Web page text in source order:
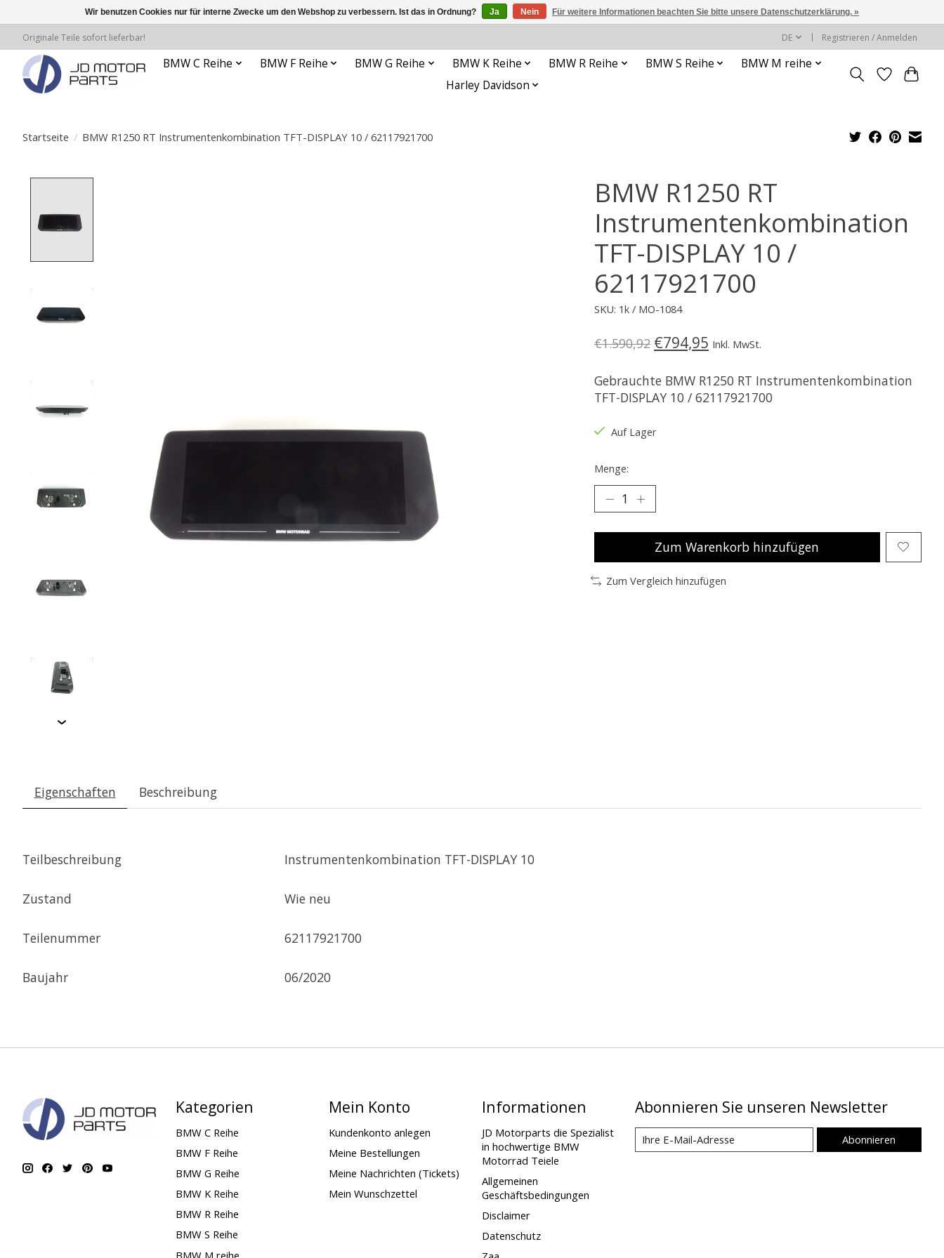
Originale Teile sofort lieferbar! DE Registrieren / Anmelden
BMW C Reihe BMW F Reihe BMW G Reihe BMW K Reihe BMW R Reihe BMW S Reihe
BMW M reihe
Harley Davidson
Startseite / BMW R1250 RT Instrumentenkombination TFT-DISPLAY 10 / 62117921700
BMW R1250 RT
Instrumentenkombination
TFT-DISPLAY 10 /
62117921700
SKU: 1k / MO-1084
€1.590,92 €794,95 Inkl. MwSt.
Gebrauchte BMW R1250 RT Instrumentenkombination
TFT-DISPLAY 10 / 62117921700
Auf Lager
Menge:
Zum Warenkorb hinzufügen
Zum Vergleich hinzufügen
Eigenschaften Beschreibung
Teilbeschreibung Instrumentenkombination TFT-DISPLAY 10
Zustand Wie neu
Teilenummer 62117921700
Baujahr 06/2020
Kategorien
BMW C Reihe
BMW F Reihe
BMW G Reihe
BMW K Reihe
BMW R Reihe
BMW S Reihe
BMW M reihe
Mein Konto
Kundenkonto anlegen
Meine Bestellungen
Meine Nachrichten (Tickets)
Mein Wunschzettel
Informationen
JD Motorparts die Spezialist
in hochwertige BMW
Motorrad Teiele
Allgemeinen
Geschäftsbedingungen
Disclaimer
Datenschutz
Abonnieren Sie unseren Newsletter
Abonnieren
Wir benutzen Cookies nur für interne Zwecke um den Webshop zu verbessern. Ist das in Ordnung? Ja Nein Für weitere Informationen beachten Sie bitte unsere Datenschutzerklärung. »